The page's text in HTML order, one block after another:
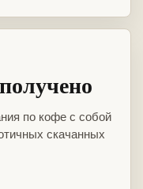
по кофе с собой
скачанных